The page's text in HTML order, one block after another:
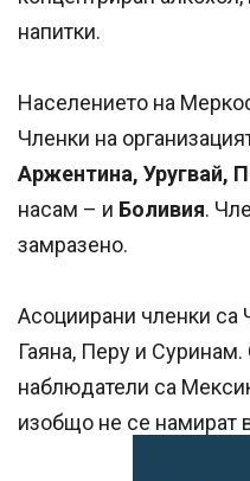
напитки.
Населението на
Членки на
Аржентина, Уругвай,
насам – и Боливия.
замразено.
Асоциирани членки са
Гаяна, Перу и Суринам.
наблюдатели са
изобщо не се намират